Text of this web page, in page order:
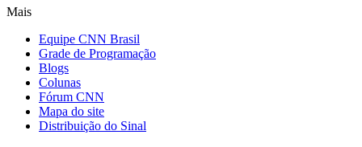
Mais
Equipe CNN Brasil
Grade de Programação
Blogs
Colunas
Fórum CNN
Mapa do site
Distribuição do Sinal